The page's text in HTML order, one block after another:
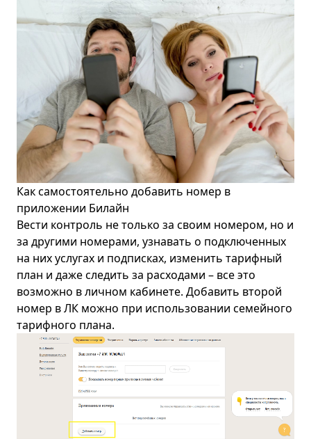
Как самостоятельно добавить номер в
приложении Билайн
Вести контроль не только за своим номером, но и
за другими номерами, узнавать о подключенных
на них услугах и подписках, изменить тарифный
план и даже следить за расходами – все это
возможно в личном кабинете. Добавить второй
номер в ЛК можно при использовании семейного
тарифного плана.